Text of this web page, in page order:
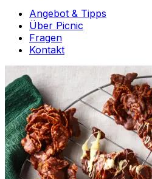
Angebot & Tipps
Über Picnic
Fragen
Kontakt